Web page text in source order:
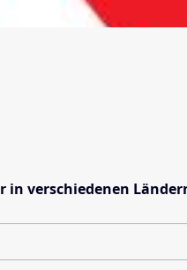
in verschiedenen